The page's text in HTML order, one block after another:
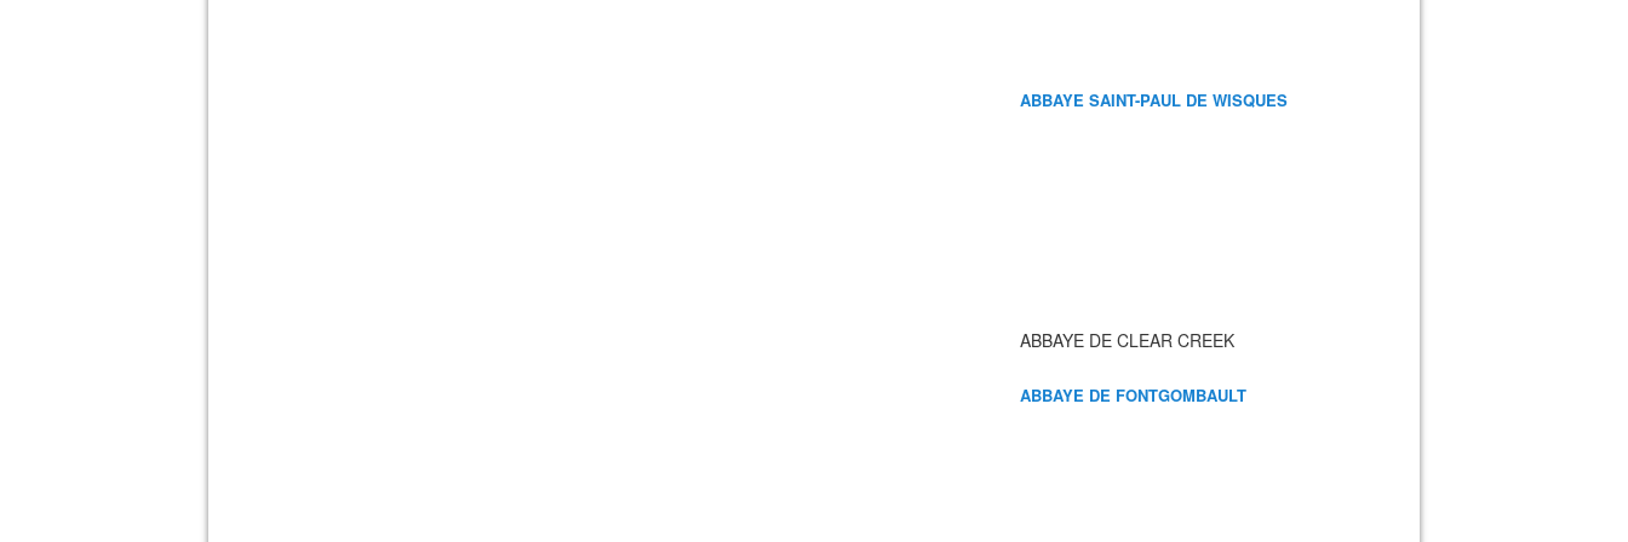
ABBAYE SAINT-PAUL DE WISQUES
ABBAYE DE CLEAR CREEK
ABBAYE DE FONTGOMBAULT